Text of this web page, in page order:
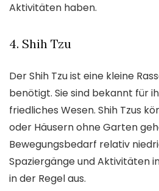
Aktivitäten haben.
4. Shih Tzu
Der Shih Tzu ist eine kleine
benötigt. Sie sind bekannt für
friedliches Wesen. Shih Tzus
oder Häusern ohne Garten
Bewegungsbedarf relativ
Spaziergänge und Aktivitäten
in der Regel aus.